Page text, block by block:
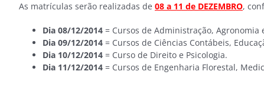
As matrículas serão realizadas de 08 a 11 de DEZEMBRO,
Dia 08/12/2014 = Cursos de Administração, Agronomia
Dia 09/12/2014 = Cursos de Ciências Contábeis,
Dia 10/12/2014 = Curso de Direito e Psicologia.
Dia 11/12/2014 = Cursos de Engenharia Florestal,